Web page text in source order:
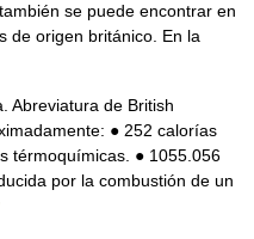
se puede encontrar en
de origen británico. En la
Abreviatura de British
● 252 calorías
térmoquímicas. ● 1055.056
por la combustión de un